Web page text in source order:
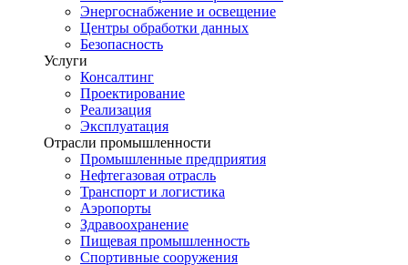
Энергоснабжение и освещение
Центры обработки данных
Безопасность
Услуги
Консалтинг
Проектирование
Реализация
Эксплуатация
Отрасли промышленности
Промышленные предприятия
Нефтегазовая отрасль
Транспорт и логистика
Аэропорты
Здравоохранение
Пищевая промышленность
Спортивные сооружения